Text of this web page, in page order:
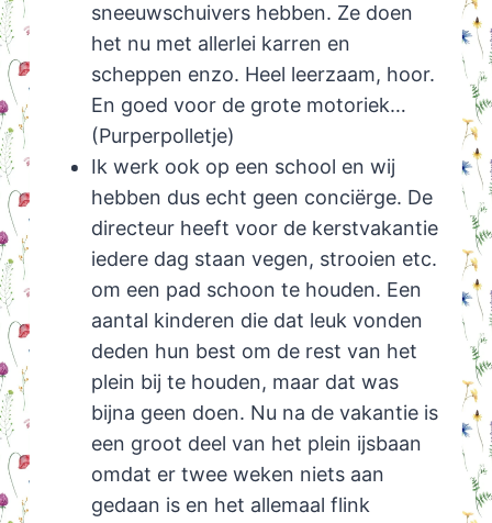
sneeuwschuivers hebben. Ze doen
het nu met allerlei karren en
scheppen enzo. Heel leerzaam, hoor.
En goed voor de grote motoriek…
(Purperpolletje)
Ik werk ook op een school en wij
hebben dus echt geen conciërge. De
directeur heeft voor de kerstvakantie
iedere dag staan vegen, strooien etc.
om een pad schoon te houden. Een
aantal kinderen die dat leuk vonden
deden hun best om de rest van het
plein bij te houden, maar dat was
bijna geen doen. Nu na de vakantie is
een groot deel van het plein ijsbaan
omdat er twee weken niets aan
gedaan is en het allemaal flink